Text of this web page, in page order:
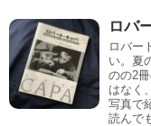
ロバ
ロバー
い。夏
のの2
はなく
写真で
読んで